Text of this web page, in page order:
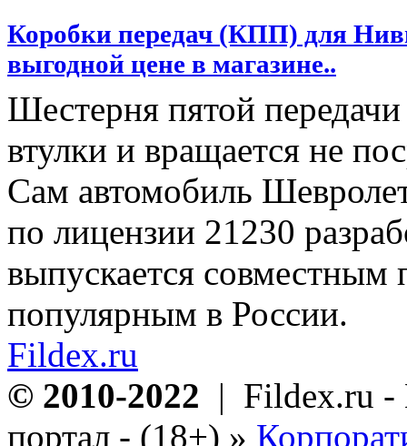
Коробки передач (КПП) для
выгодной цене в магазине..
Шестерня пятой
втулки и вращается не
Сам автомобиль
по лицензии 21230
выпускается совместным
популярным в России.
Fildex.ru
© 2010-2022 | Fildex.ru -
портал - (18+) »